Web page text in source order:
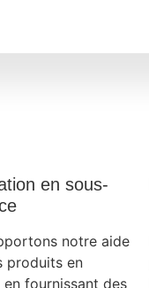
en sous-
notre aide
produits en
en fournissant des